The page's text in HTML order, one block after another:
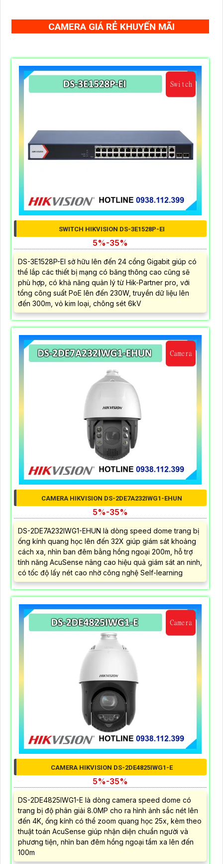
CAMERA GIÁ RẺ KHUYẾN MÃI
SWITCH HIKVISION DS-3E1528P-EI
5%-35%
DS-3E1528P-EI sở hữu lên đến 24 cổng Gigabit giúp có
thể lắp các thiết bị mạng có băng thông cao cũng sẽ
phù hợp, có khả năng quản lý từ Hik-Partner pro, với
tổng công suất PoE lên đến 230W, truyền dữ liệu lên
đến 300m, vỏ kim loại, chông sét 6kV
CAMERA HIKVISION DS-2DE7A232IWG1-EHUN
5%-35%
DS-2DE7A232IWG1-EHUN là dòng speed dome trang bị
ống kính quang học lên đến 32X giúp giám sát khoảng
cách xa, nhìn ban đêm bằng hồng ngoại 200m, hỗ trợ
tính năng AcuSense nâng cao hiệu quả giám sát an ninh,
có tốc độ lấy nét cao nhờ công nghệ Self-learning
CAMERA HIKVISION DS-2DE4825IWG1-E
5%-35%
DS-2DE4825IWG1-E là dòng camera speed dome có
trang bị độ phân giải 8.0MP cho ra hình ảnh sắc nét lên
đến 4K, ống kính có thể zoom quang học 25x, kèm theo
thuật toán AcuSense giúp nhận diện chuẩn người và
phương tiện, nhìn ban đêm hồng ngoại tầm xa lên đến
100m